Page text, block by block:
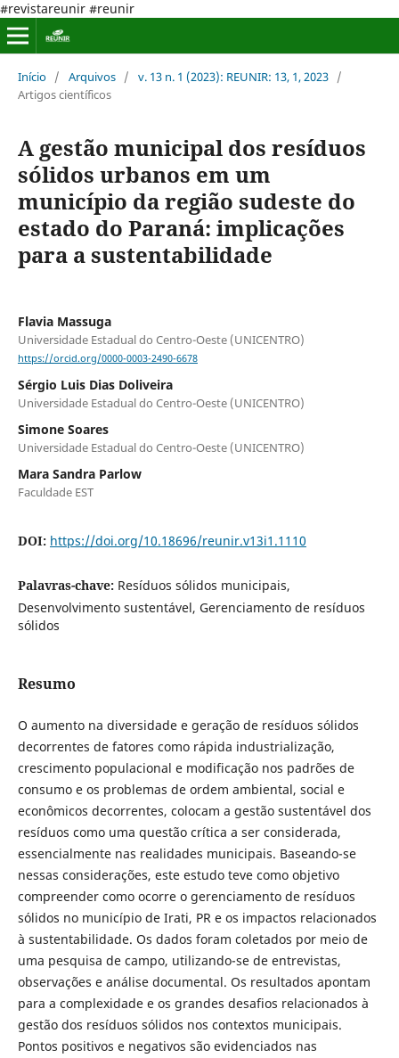
#revistareunir #reunir
Início / Arquivos / v. 13 n. 1 (2023): REUNIR: 13, 1, 2023 /
Artigos científicos
A gestão municipal dos resíduos
sólidos urbanos em um
município da região sudeste do
estado do Paraná: implicações
para a sustentabilidade
Flavia Massuga
Universidade Estadual do Centro-Oeste (UNICENTRO)
https://orcid.org/0000-0003-2490-6678
Sérgio Luis Dias Doliveira
Universidade Estadual do Centro-Oeste (UNICENTRO)
Simone Soares
Universidade Estadual do Centro-Oeste (UNICENTRO)
Mara Sandra Parlow
Faculdade EST
DOI: https://doi.org/10.18696/reunir.v13i1.1110
Palavras-chave: Resíduos sólidos municipais,
Desenvolvimento sustentável, Gerenciamento de resíduos
sólidos
Resumo
O aumento na diversidade e geração de resíduos sólidos
decorrentes de fatores como rápida industrialização,
crescimento populacional e modificação nos padrões de
consumo e os problemas de ordem ambiental, social e
econômicos decorrentes, colocam a gestão sustentável dos
resíduos como uma questão crítica a ser considerada,
essencialmente nas realidades municipais. Baseando-se
nessas considerações, este estudo teve como objetivo
compreender como ocorre o gerenciamento de resíduos
sólidos no município de Irati, PR e os impactos relacionados
à sustentabilidade. Os dados foram coletados por meio de
uma pesquisa de campo, utilizando-se de entrevistas,
observações e análise documental. Os resultados apontam
para a complexidade e os grandes desafios relacionados à
gestão dos resíduos sólidos nos contextos municipais.
Pontos positivos e negativos são evidenciados nas